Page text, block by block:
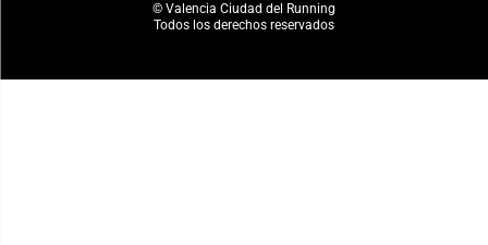
© Valencia Ciudad del Running
Todos los derechos reservados